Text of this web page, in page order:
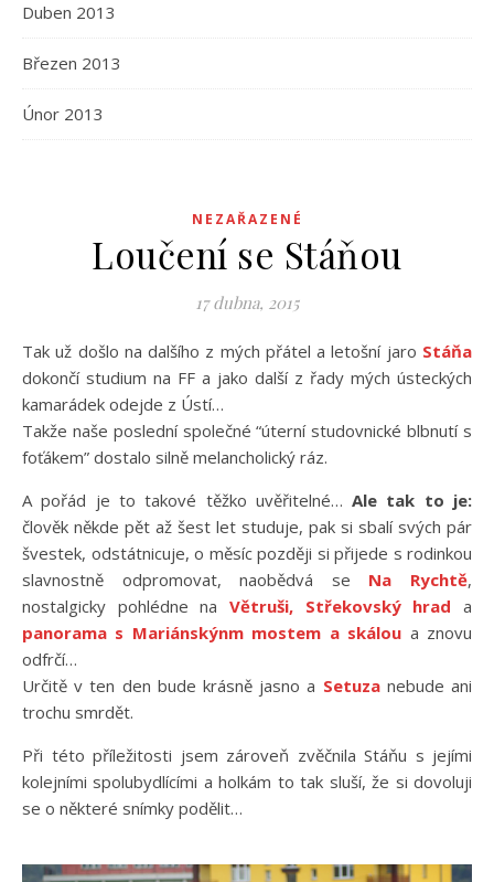
Duben 2013
Březen 2013
Únor 2013
NEZAŘAZENÉ
Loučení se Stáňou
17 dubna, 2015
Tak už došlo na dalšího z mých přátel a letošní jaro Stáňa
dokončí studium na FF a jako další z řady mých ústeckých
kamarádek odejde z Ústí…
Takže naše poslední společné “úterní studovnické blbnutí s
foťákem” dostalo silně melancholický ráz.
A pořád je to takové těžko uvěřitelné…Ale tak to je:
člověk někde pět až šest let studuje, pak si sbalí svých pár
švestek, odstátnicuje, o měsíc později si přijede s rodinkou
slavnostně odpromovat, naobědvá se Na Rychtě,
nostalgicky pohlédne na Větruši, Střekovský hrad a
panorama s Mariánskýnm mostem a skálou a znovu
odfrčí…
Určitě v ten den bude krásně jasno a Setuzanebude ani
trochu smrdět.
Při této příležitosti jsem zároveň zvěčnila Stáňu s jejími
kolejními spolubydlícími a holkám to tak sluší, že si dovoluji
se o některé snímky podělit…